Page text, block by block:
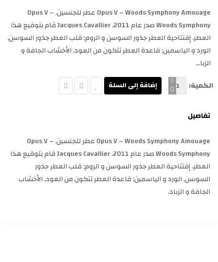
Opus V – Woods Symphony Amouage عطر للجنسين. Opus V –
Woods Symphony صدر عام 2011. Jacques Cavallier قام بتوقيع هذا
العطر. إفتتاحية العطر جذور السوسن و الروم; قلب العطر جذور السوسن,
الورد و الياسمين; قاعدة العطر تتكون من العود, الأخشاب الجافة و
الزبا...
الكمية:
تفاصيل
Opus V – Woods Symphony Amouage عطر للجنسين. Opus V –
Woods Symphony صدر عام 2011. Jacques Cavallier قام بتوقيع هذا
العطر. إفتتاحية العطر جذور السوسن و الروم; قلب العطر جذور
السوسن, الورد و الياسمين; قاعدة العطر تتكون من العود, الأخشاب
الجافة و الزباد.